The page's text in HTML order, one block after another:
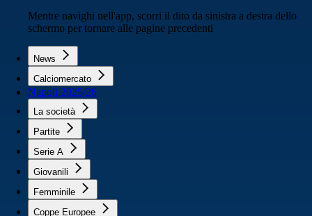
Mentre navighi nell'app, scorri il dito da sinistra a destra dello
schermo per tornare alle pagine precedenti
News
Calciomercato
Napoli 2025/26
La società
Partite
Serie A
Giovanili
Femminile
Coppe Europee